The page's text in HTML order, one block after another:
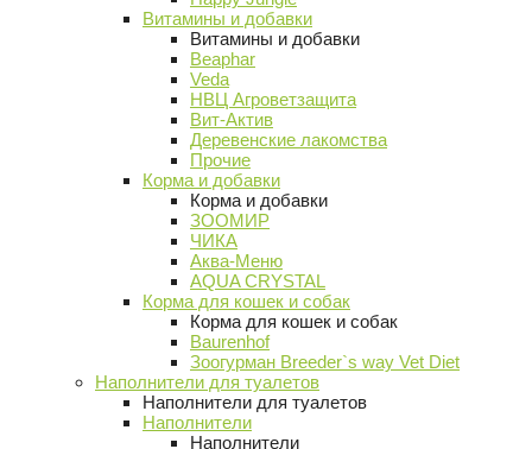
Витамины и добавки
Витамины и добавки
Beaphar
Veda
НВЦ Агроветзащита
Вит-Актив
Деревенские лакомства
Прочие
Корма и добавки
Корма и добавки
ЗООМИР
ЧИКА
Аква-Меню
AQUA CRYSTAL
Корма для кошек и собак
Корма для кошек и собак
Baurenhof
Зоогурман Breeder`s way Vet Diet
Наполнители для туалетов
Наполнители для туалетов
Наполнители
Наполнители